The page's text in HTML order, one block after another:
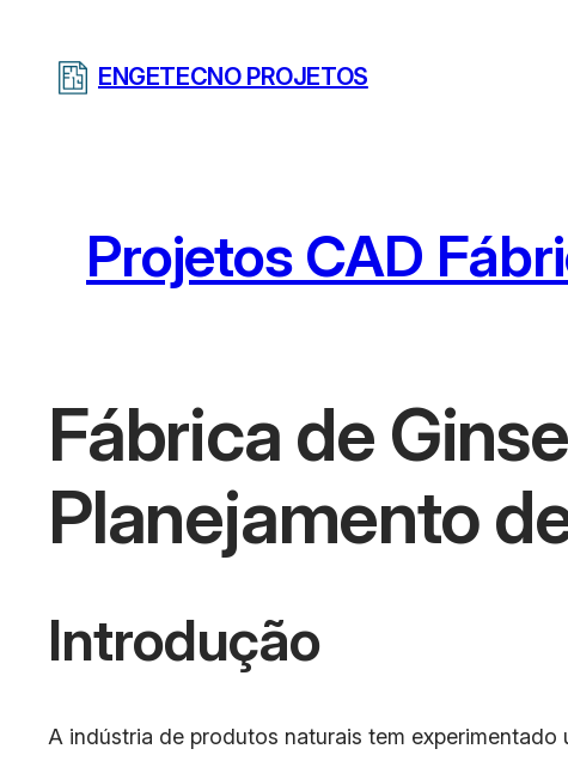
ENGETECNO PROJETOS
Projetos CAD
Fábrica de
Planejamento
Introdução
A indústria de produtos naturais tem